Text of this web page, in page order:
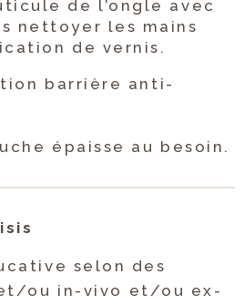
de l’ongle avec
nettoyer les mains
de vernis.
barrière anti-
épaisse au besoin.
selon des
ou in-vivo et/ou ex-